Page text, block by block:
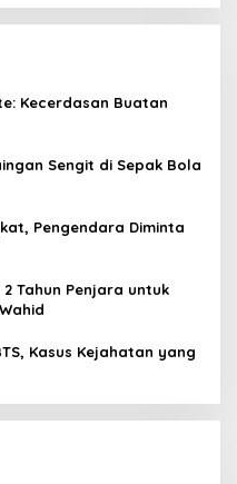
Kecerdasan Buatan
Sengit di Sepak Bola
Pengendara Diminta
2 Tahun Penjara untuk
Kasus Kejahatan yang